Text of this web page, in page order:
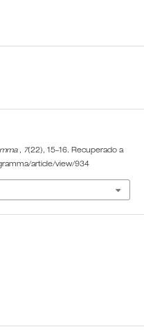
, 7(22), 15–16. Recuperado a
article/view/934